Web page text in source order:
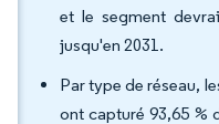
et le segment
jusqu'en 2031.
Par type de réseau,
ont capturé 93,65 %